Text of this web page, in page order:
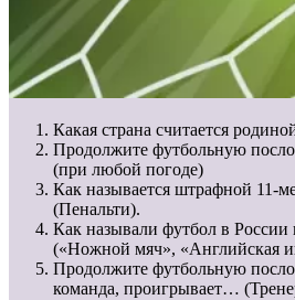
Какая страна считается
Продолжите футбольную
(при любой погоде)
Как называется штрафной 11-
(Пенальти).
Как называли футбол в
(«Ножной мяч», «Английская
Продолжите футбольную
команда, проигрывает…